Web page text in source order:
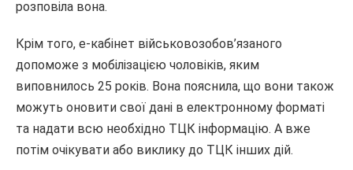
розповіла вона.
Крім того, е-кабінет військовозобов’язаного
допоможе з мобілізацією чоловіків, яким
виповнилось 25 років. Вона пояснила, що вони також
можуть оновити свої дані в електронному форматі
та надати всю необхідно ТЦК інформацію. А вже
потім очікувати або виклику до ТЦК інших дій.